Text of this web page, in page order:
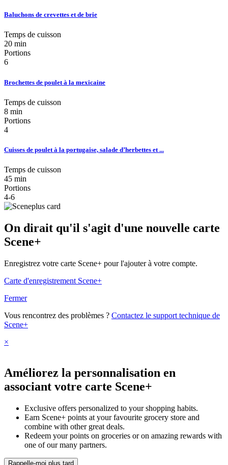
Baluchons de crevettes et de brie
Temps de cuisson
20 min
Portions
6
Brochettes de poulet à la mexicaine
Temps de cuisson
8 min
Portions
4
Cuisses de poulet à la portugaise, salade d’herbettes et ...
Temps de cuisson
45 min
Portions
4-6
On dirait qu'il s'agit d'une nouvelle carte
Scene+
Enregistrez votre carte Scene+ pour l'ajouter à votre compte.
Carte d'enregistrement Scene+
Fermer
Vous rencontrez des problèmes ? Contactez le support technique de
Scene+
×
Améliorez la personnalisation en
associant votre carte Scene+
Exclusive offers personalized to your shopping habits.
Earn Scene+ points at your favourite grocery store and
combine with other great deals.
Redeem your points on groceries or on amazing rewards with
one of our many partners.